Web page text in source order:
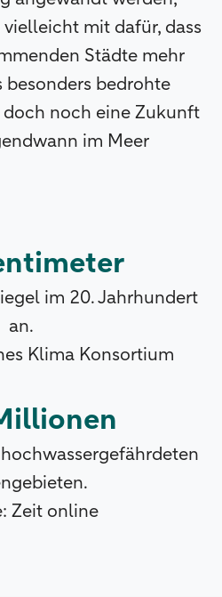
vielleicht mit dafür, dass
Städte mehr
besonders bedrohte
doch noch eine Zukunft
im Meer
im 20. Jahrhundert
an.
Klima Konsortium
Zeit online